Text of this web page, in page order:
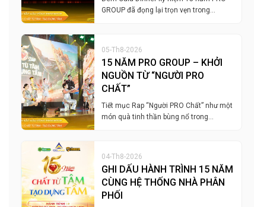
GROUP đã đọng lại trọn vẹn trong…
05-Th8-2026
15 NĂM PRO GROUP – KHỞI
NGUỒN TỪ “NGƯỜI PRO
CHẤT”
Tiết mục Rap “Người PRO Chất” như một
món quà tinh thần bùng nổ trong…
04-Th8-2026
GHI DẤU HÀNH TRÌNH 15 NĂM
CÙNG HỆ THỐNG NHÀ PHÂN
PHỐI